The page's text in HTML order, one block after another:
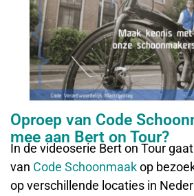
Oproep van Code
mee aan Bert on Tour?
In de videoserie Bert on Tour
van Code Schoonmaakop
op verschillende locaties in